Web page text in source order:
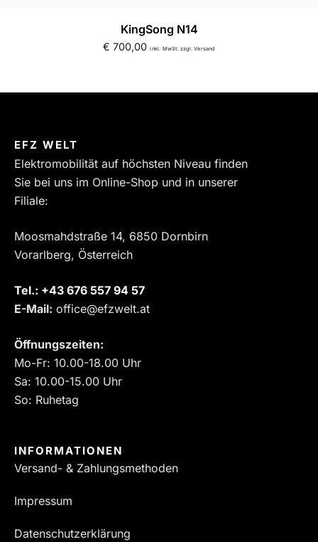
KingSong N14
€ 700,00 inkl. MwSt. zzgl. Versand
EFZ WELT
Elektromobilität auf höchsten Niveau finden
Sie bei uns im Online-Shop und in unserer
Filiale:
Moosmahdstraße 14, 6850 Dornbirn
Vorarlberg, Österreich
Tel.: ‎+43 676 557 94 57
E-Mail: office@efzwelt.at
Öffnungszeiten:
Mo-Fr: 10.00-18.00 Uhr
Sa: 10.00-15.00 Uhr
So: Ruhetag
INFORMATIONEN
Versand- & Zahlungsmethoden
Impressum
Datenschutzerklärung